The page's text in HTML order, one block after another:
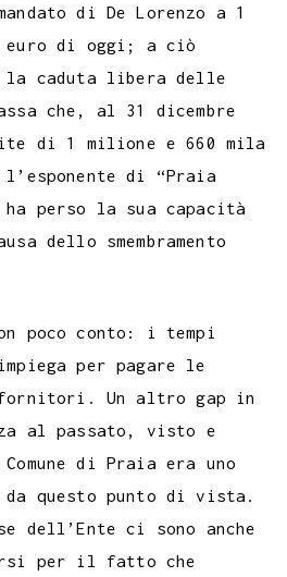
di De Lorenzo a 1
euro di oggi; a ciò
la caduta libera delle
che, al 31 dicembre
di 1 milione e 660 mila
di “Praia
ha perso la sua capacità
dello smembramento
poco conto: i tempi
per pagare le
Un altro gap in
al passato, visto e
di Praia era uno
questo punto di vista.
dell’Ente ci sono anche
per il fatto che